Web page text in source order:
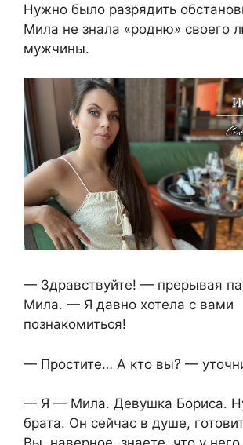
Нужно было разрядить
Мила не знала «родню» своего
мужчины.
— Здравствуйте! — прерывая
Мила. — Я давно хотела с вами
познакомиться!
— Простите… А кто вы? —
— Я — Мила. Девушка Бориса.
брата. Он сейчас в душе,